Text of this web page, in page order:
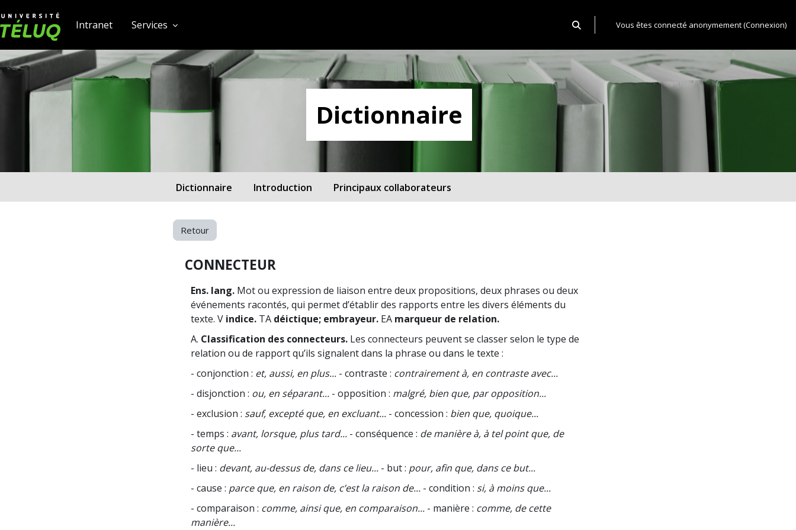
Université TÉLUQIntranet Services Activer/désactiver la saisie de recherche
Vous êtes connecté anonymement (Connexion)
Dictionnaire
Introduction
Dictionnaire Principaux collaborateurs
Retour
CONNECTEUR
Ens. lang. Mot ou expression de liaison entre deux propositions, deux phrases ou deux
événements racontés, qui permet d’établir des rapports entre les divers éléments du
texte. V indice. TA déictique; embrayeur. EA marqueur de relation.
A. Classification des connecteurs. Les connecteurs peuvent se classer selon le type de
relation ou de rapport qu’ils signalent dans la phrase ou dans le texte :
- conjonction : et, aussi, en plus... - contraste : contrairement à, en contraste avec...
- disjonction : ou, en séparant... - opposition : malgré, bien que, par opposition...
- exclusion : sauf, excepté que, en excluant... - concession : bien que, quoique...
- temps : avant, lorsque, plus tard... - conséquence : de manière à, à tel point que, de
sorte que...
- lieu : devant, au-dessus de, dans ce lieu... - but : pour, afin que, dans ce but...
- cause : parce que, en raison de, c’est la raison de... - condition : si, à moins que...
- comparaison : comme, ainsi que, en comparaison... - manière : comme, de cette
manière...